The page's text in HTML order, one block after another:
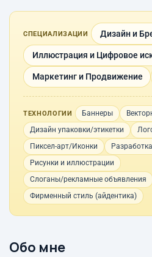
СПЕЦИАЛИЗАЦИИ Дизайн и
Иллюстрация и Цифровое
Маркетинг и Продвижение
ТЕХНОЛОГИИ Баннеры
Дизайн упаковки/этикетки
Пиксел-арт/Иконки
Рисунки и иллюстрации
Слоганы/рекламные объявления
Фирменный стиль (айдентика)
Обо мне